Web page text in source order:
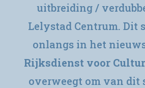
uitbreiding /
Lelystad Centrum. Dit
onlangs in het
Rijksdienst voor
overweegt om van dit